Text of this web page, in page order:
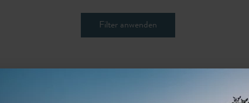
Filter anwenden